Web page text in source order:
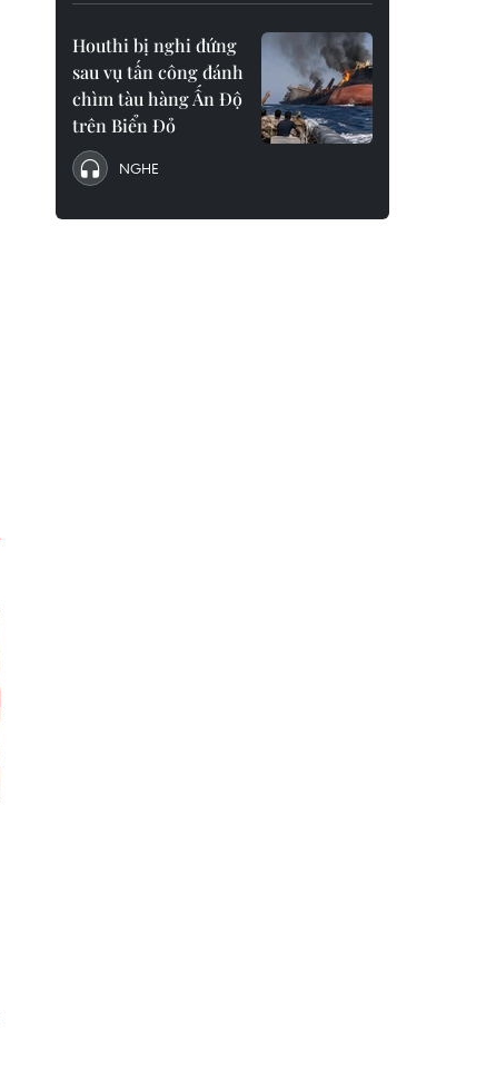
Houthi bị nghi đứng
sau vụ tấn công đánh
chìm tàu hàng Ấn Độ
trên Biển Đỏ
NGHE